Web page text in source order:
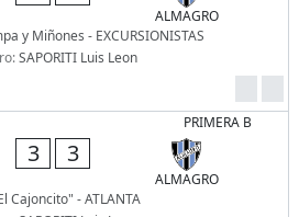
ALMAGRO
y Miñones - EXCURSIONISTAS
SAPORITI Luis Leon
PRIMERA B
3 3
ALMAGRO
Cajoncito" - ATLANTA